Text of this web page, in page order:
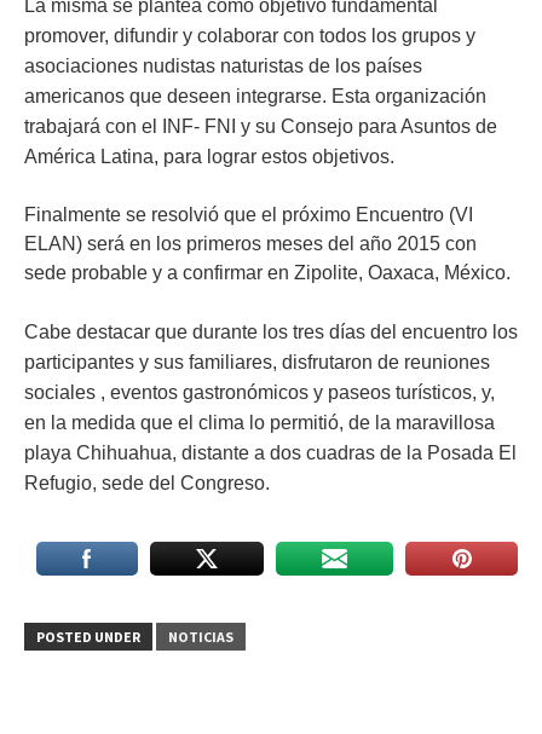
La misma se plantea como objetivo fundamental
promover, difundir y colaborar con todos los grupos y
asociaciones nudistas naturistas de los países
americanos que deseen integrarse. Esta organización
trabajará con el INF- FNI y su Consejo para Asuntos de
América Latina, para lograr estos objetivos.
Finalmente se resolvió que el próximo Encuentro (VI
ELAN) será en los primeros meses del año 2015 con
sede probable y a confirmar en Zipolite, Oaxaca, México.
Cabe destacar que durante los tres días del encuentro los
participantes y sus familiares, disfrutaron de reuniones
sociales , eventos gastronómicos y paseos turísticos, y,
en la medida que el clima lo permitió, de la maravillosa
playa Chihuahua, distante a dos cuadras de la Posada El
Refugio, sede del Congreso.
POSTED UNDER NOTICIAS